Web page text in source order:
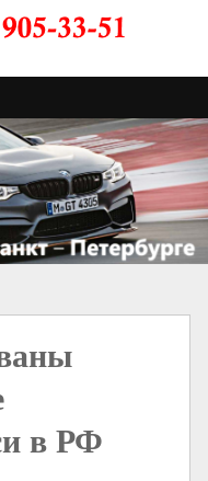
в РФ